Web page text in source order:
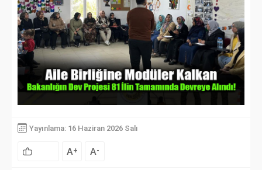
Yayınlama: 16 Haziran 2026 Salı
A+ A-